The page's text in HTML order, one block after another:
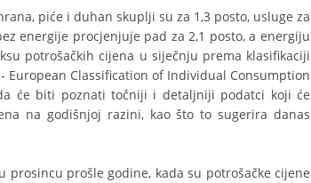
piće i duhan skuplji su za 1,3 posto, usluge za
energije procjenjuje pad za 2,1 posto, a energiju
potrošačkih cijena u siječnju prema klasifikaciji
European Classification of Individual Consumption
će biti poznati točniji i detaljniji podatci koji će
na godišnjoj razini, kao što to sugerira danas
prošle godine, kada su potrošačke cijene